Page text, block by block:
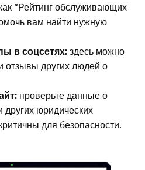
“Рейтинг обслуживающих
вам найти нужную
в соцсетях: здесь можно
отзывы других людей о
проверьте данные о
других юридических
для безопасности.